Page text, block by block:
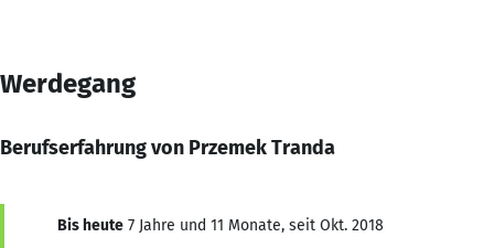
Werdegang
Berufserfahrung von Przemek Tranda
Bis heute 7 Jahre und 11 Monate, seit Okt. 2018